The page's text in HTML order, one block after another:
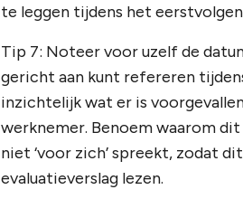
te leggen tijdens het
Tip 7: Noteer voor uzelf de
gericht aan kunt refereren
inzichtelijk wat er is
werknemer. Benoem waarom
niet ‘voor zich’ spreekt, zodat
evaluatieverslag lezen.